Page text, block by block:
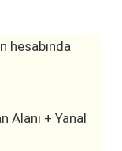
hesabında
Alanı + Yanal